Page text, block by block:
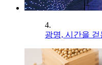
4.
광명, 시간을